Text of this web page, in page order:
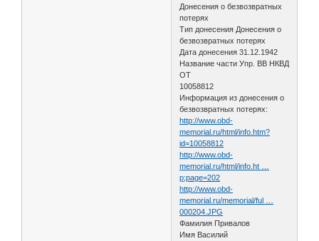
Донесения о безвозвратных
потерях
Тип донесения Донесения о
безвозвратных потерях
Дата донесения 31.12.1942
Название части Упр. ВВ НКВД
ОТ
10058812
Информация из донесения о
безвозвратных потерях:
http://www.obd-
memorial.ru/html/info.htm?
id=10058812
http://www.obd-
memorial.ru/html/info.ht …
p;page=202
http://www.obd-
memorial.ru/memorial/ful …
000204.JPG
Фамилия Привалов
Имя Василий